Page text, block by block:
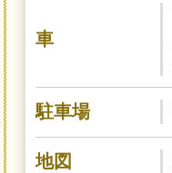
車
駐車場
地図